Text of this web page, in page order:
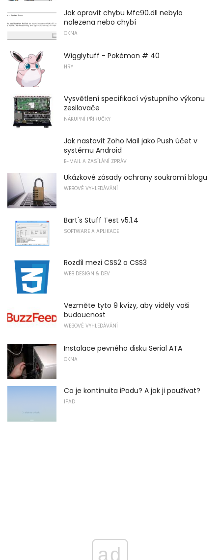
Jak opravit chybu Mfc90.dll nebyla
nalezena nebo chybí
OKNA
Wigglytuff - Pokémon # 40
HRY
Vysvětlení specifikací výstupního výkonu
zesilovače
NÁKUPNÍ PŘÍRUČKY
Jak nastavit Zoho Mail jako Push účet v
systému Android
E-MAIL A ZASÍLÁNÍ ZPRÁV
Ukázkové zásady ochrany soukromí blogu
WEBOVÉ VYHLEDÁVÁNÍ
Bart's Stuff Test v5.1.4
SOFTWARE A APLIKACE
Rozdíl mezi CSS2 a CSS3
WEB DESIGN & DEV
Vezměte tyto 9 kvízy, aby viděly vaši
budoucnost
WEBOVÉ VYHLEDÁVÁNÍ
Instalace pevného disku Serial ATA
OKNA
Co je kontinuita iPadu? A jak ji používat?
IPAD
ad